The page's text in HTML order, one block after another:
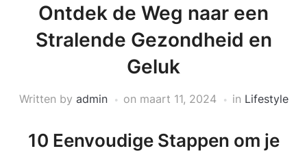
Ontdek de Weg naar een
Stralende Gezondheid en
Geluk
Written by admin on maart 11, 2024 in Lifestyle
10 Eenvoudige Stappen om je